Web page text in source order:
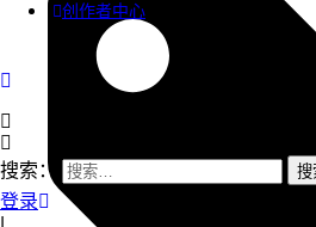
创作者中心
搜索：
登录